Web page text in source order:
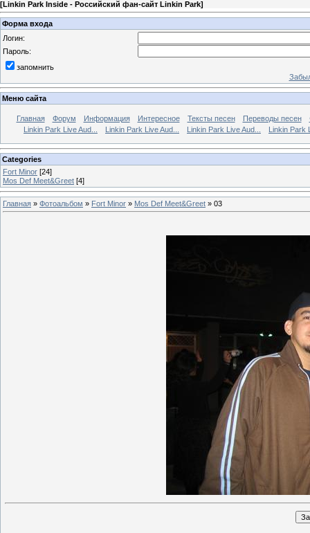
[Linkin Park Inside - Российский фан-сайт Linkin Park]
Форма входа
Логин:
Пароль:
запомнить
Меню сайта
Главная Форум Информация Интересное Тексты песен Переводы песен
Linkin Park Live Aud...
Linkin Park Live Aud... Linkin Park Live Aud... Linkin Park
Categories
Fort Minor [24]
Mos Def Meet&Greet [4]
Главная » Фотоальбом » Fort Minor » Mos Def Meet&Greet » 03